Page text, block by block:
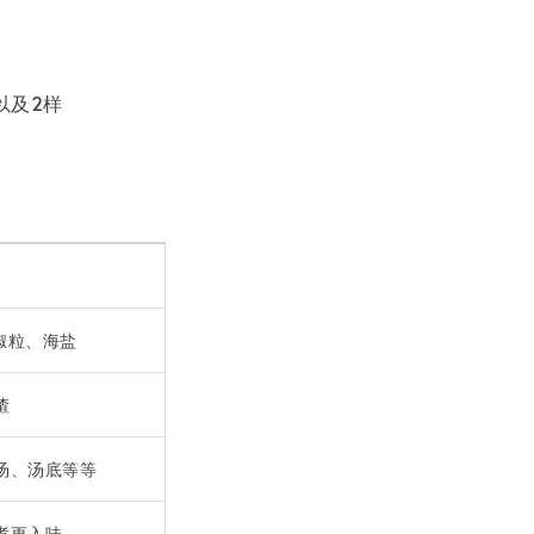
及2样
粒、海盐
、汤底等等